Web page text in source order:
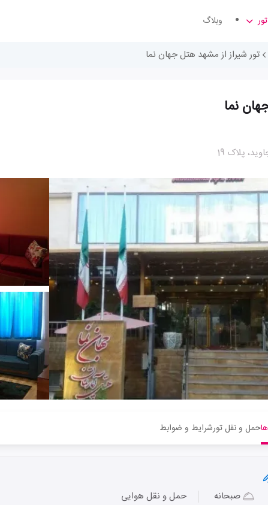
وبلاگ
تور شیراز از مشهد هتل جهان نما
نما
پلاک 19
حمل و نقل تورشرایط و ضوابط
صبحانه حمل و نقل هوایی